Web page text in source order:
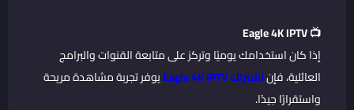
📺 Eagle 4K IPTV
إذا كان استخدامك يوميًا وتركز على متابعة القنوات والبرامج
العائلية، فإناشتراك Eagle 4K IPTV
يوفر تجربة مشاهدة مريحة
واستقرارًا جيدًا.